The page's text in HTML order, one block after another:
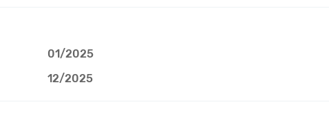
01/2025
12/2025